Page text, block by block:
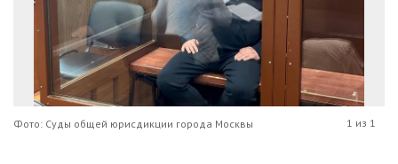
Фото: Суды общей юрисдикции города Москвы 1 из 1